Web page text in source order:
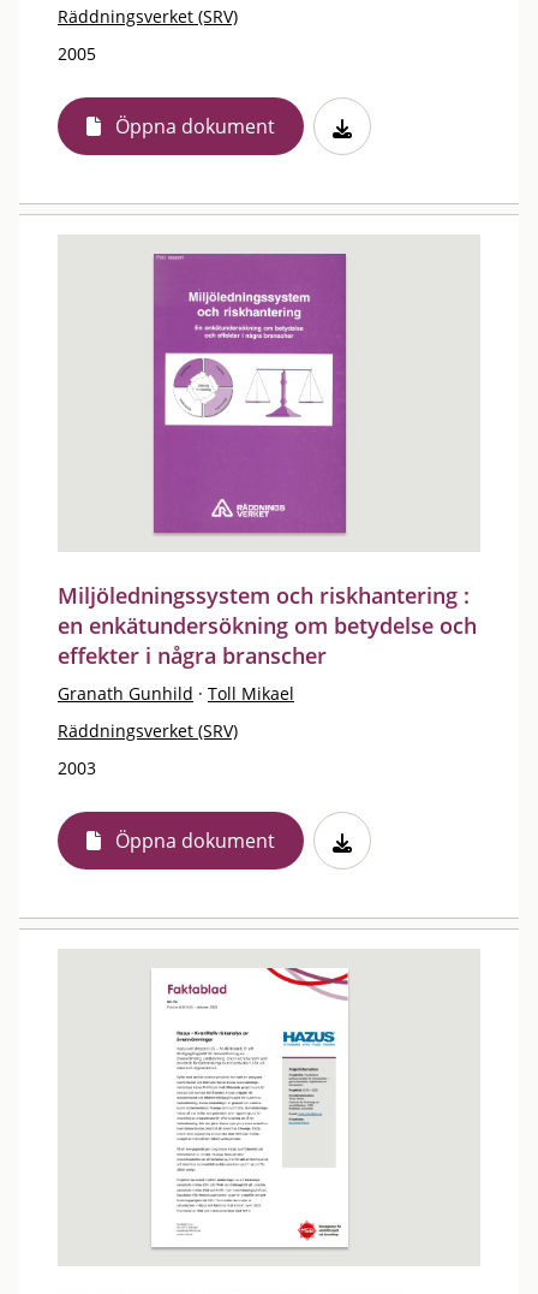
Räddningsverket (SRV)
2005
Öppna dokument
Miljöledningssystem och riskhantering :
en enkätundersökning om betydelse och
effekter i några branscher
Granath Gunhild · Toll Mikael
Räddningsverket (SRV)
2003
Öppna dokument